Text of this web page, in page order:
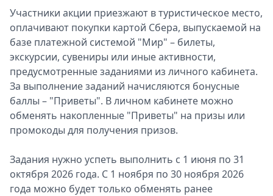
Участники акции приезжают в туристическое место,
оплачивают покупки картой Сбера, выпускаемой на
базе платежной системой "Мир" – билеты,
экскурсии, сувениры или иные активности,
предусмотренные заданиями из личного кабинета.
За выполнение заданий начисляются бонусные
баллы – "Приветы". В личном кабинете можно
обменять накопленные "Приветы" на призы или
промокоды для получения призов.
Задания нужно успеть выполнить с 1 июня по 31
октября 2026 года. С 1 ноября по 30 ноября 2026
года можно будет только обменять ранее